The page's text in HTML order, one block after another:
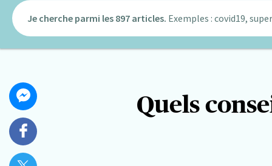
Je cherche parmi les 897 articles. Exemples : covid19,
Quels
Partager
cet
article
Partager
sur
Messenger
Partager
sur